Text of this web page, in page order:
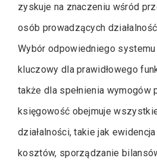
zyskuje na znaczeniu wśród
osób prowadzących
Wybór odpowiedniego
kluczowy dla prawidłowego
także dla spełnienia wymogów
księgowość obejmuje
działalności, takie jak
kosztów, sporządzanie